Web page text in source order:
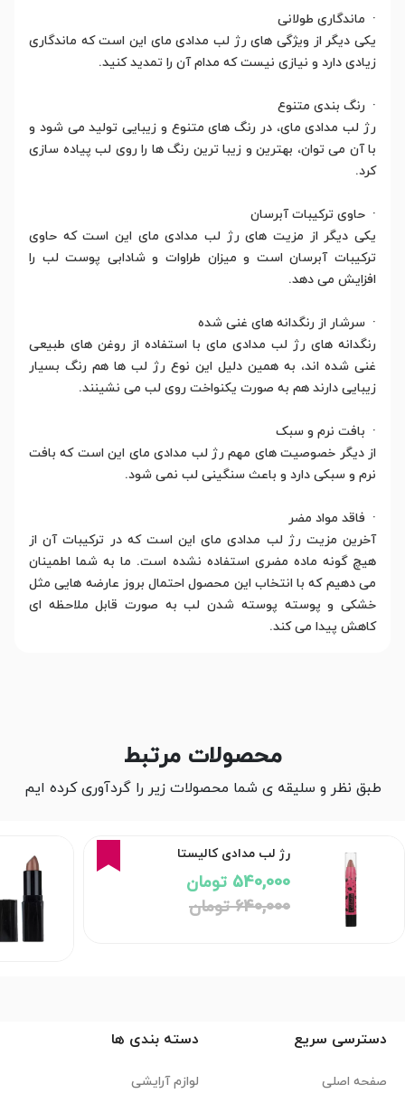
· ماندگاری طولانی
یکی دیگر از ویژگی های رژ لب مدادی مای این است که ماندگاری
زیادی دارد و نیازی نیست که مدام آن را تمدید کنید.
· رنگ بندی متنوع
رژ لب مدادی مای، در رنگ های متنوع و زیبایی تولید می شود و
با آن می توان، بهترین و زیبا ترین رنگ ها را روی لب پیاده سازی
کرد.
· حاوی ترکیبات آبرسان
یکی دیگر از مزیت های رژ لب مدادی مای این است که حاوی
ترکیبات آبرسان است و میزان طراوات و شادابی پوست لب را
افزایش می دهد.
· سرشار از رنگدانه های غنی شده
رنگدانه های رژ لب مدادی مای با استفاده از روغن های طبیعی
غنی شده اند، به همین دلیل این نوع رژ لب ها هم رنگ بسیار
زیبایی دارند هم به صورت یکنواخت روی لب می نشینند.
· بافت نرم و سبک
از دیگر خصوصیت های مهم رژ لب مدادی مای این است که بافت
نرم و سبکی دارد و باعث سنگینی لب نمی شود.
· فاقد مواد مضر
آخرین مزیت رژ لب مدادی مای این است که در ترکیبات آن از
هیچ گونه ماده مضری استفاده نشده است. ما به شما اطمینان
می دهیم که با انتخاب این محصول احتمال بروز عارضه هایی مثل
خشکی و پوسته پوسته شدن لب به صورت قابل ملاحظه ای
کاهش پیدا می کند.
محصولات مرتبط
طبق نظر و سلیقه ی شما محصولات زیر را گردآوری کرده ایم
رژ لب مدادی کالیستا
540,000 تومان
640,000 تومان
دسترسی سریع
صفحه اصلی
دسته بندی ها
لوازم آرایشی